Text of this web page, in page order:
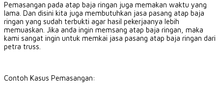
Pemasangan pada atap baja ringan juga memakan waktu yang
lama. Dan disini kita juga membutuhkan jasa pasang atap baja
ringan yang sudah terbukti agar hasil pekerjaanya lebih
memuaskan. Jika anda ingin memsang atap baja ringan, maka
kami sangat ingin untuk memkai jasa pasang atap baja ringan dari
petra truss.
Contoh Kasus Pemasangan: